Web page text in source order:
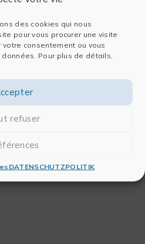
des cookies qui nous
pour vous procurer une visite
consentement ou vous
Pour plus de détails,
refuser
DATENSCHUTZPOLITIK
Software
Für die Datenanalyse
Für die Publikation
Für das Engineering